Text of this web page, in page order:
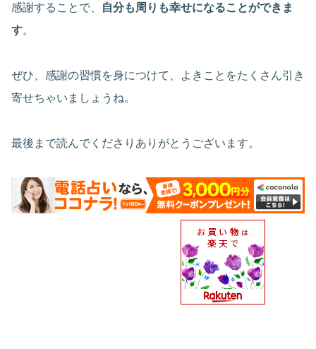
感謝することで、
自分も周りも幸せになることができま
す。
ぜひ、感謝の習慣を身につけて、よきことをたくさん引き
寄せちゃいましょうね。
最後まで読んでくださりありがとうございます。